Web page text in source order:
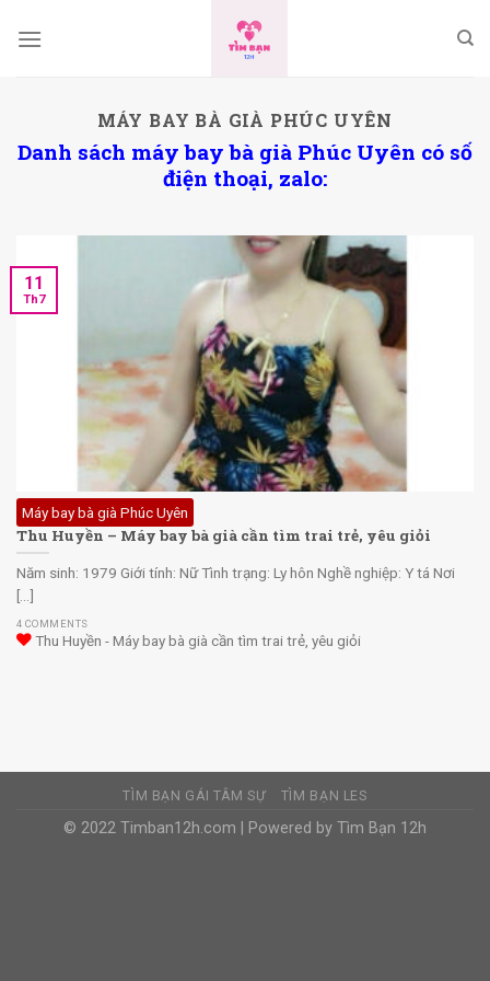
MÁY BAY BÀ GIÀ PHÚC UYÊN
Danh sách máy bay bà già Phúc Uyên có số
điện thoại, zalo:
Máy bay bà già Phúc Uyên
Thu Huyền – Máy bay bà già cần tìm trai trẻ, yêu giỏi
Năm sinh: 1979 Giới tính: Nữ Tình trạng: Ly hôn Nghề nghiệp: Y tá Nơi
[...]
4 COMMENTS
Thu Huyền - Máy bay bà già cần tìm trai trẻ, yêu giỏi
11
Th7
TÌM BẠN GÁI TÂM SỰ TÌM BẠN LES
© 2022 Timban12h.com | Powered by Tìm Bạn 12h